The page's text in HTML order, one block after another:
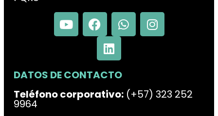
DATOS DE CONTACTO
Teléfono corporativo: (+57) 323 252
9964